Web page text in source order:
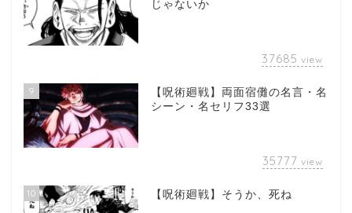
じゃないか
37685 view
9
【呪術廻戦】両面宿儺の名言・名
シーン・名セリフ33選
35777 view
10 【呪術廻戦】そうか、死ね